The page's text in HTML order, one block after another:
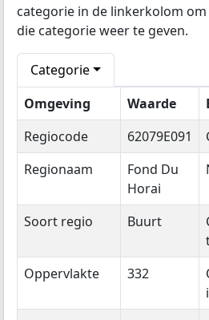
categorie in de linkerkolom
die categorie weer te geven.
Categorie
Omgeving
Waarde
Regiocode
62079E091
Regionaam
Fond Du
Horai
Soort regio Buurt
Oppervlakte 332